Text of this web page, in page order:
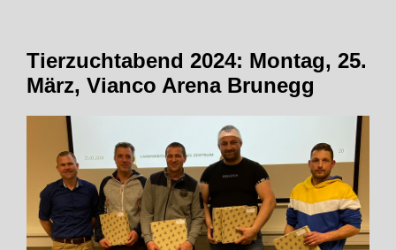
Tierzuchtabend 2024: Montag, 25.
März, Vianco Arena Brunegg